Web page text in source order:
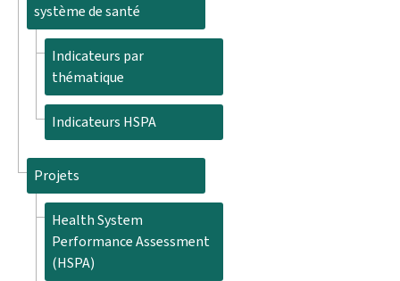
système de santé
Indicateurs par
thématique
Indicateurs HSPA
Projets
Health System
Performance Assessment
(HSPA)